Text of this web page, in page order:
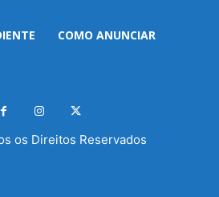
COMO ANUNCIAR
os Direitos Reservados